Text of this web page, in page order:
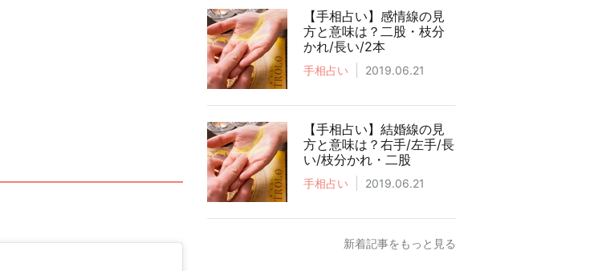
【手相占い】感情線の見
方と意味は？二股・枝分
かれ/長い/2本
手相占い 2019.06.21
【手相占い】結婚線の見
方と意味は？右手/左手/長
い/枝分かれ・二股
手相占い 2019.06.21
新着記事をもっと見る